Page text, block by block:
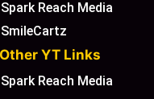
Spark Reach Media
SmileCartz
Other YT Links
Spark Reach Media